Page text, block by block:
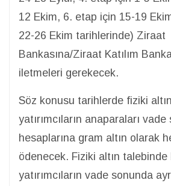
12 Ekim, 6. etap için 15-19
22-26 Ekim tarihlerinde) Ziraat
Bankasına/Ziraat Katılım
iletmeleri gerekecek.
Söz konusu tarihlerde fiziki
yatırımcıların anaparaları
hesaplarına gram altın olarak
ödenecek. Fiziki altın
yatırımcıların vade sonunda